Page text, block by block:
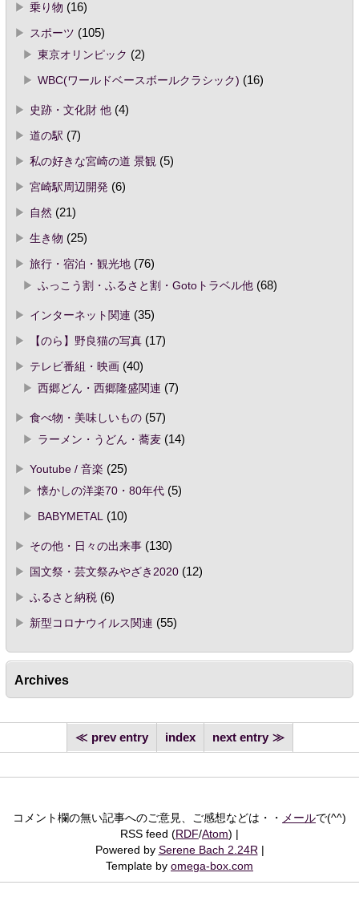
乗り物 (16)
スポーツ (105)
東京オリンピック (2)
WBC(ワールドベースボールクラシック) (16)
史跡・文化財 他(4)
道の駅 (7)
私の好きな宮崎の道 景観(5)
宮崎駅周辺開発(6)
自然 (21)
生き物 (25)
旅行・宿泊・観光地(76)
ふっこう割・ふるさと割・Gotoトラベル他(68)
インターネット関連 (35)
【のら】野良猫の写真(17)
テレビ番組・映画(40)
西郷どん・西郷隆盛関連 (7)
食べ物・美味しいもの(57)
ラーメン・うどん・蕎麦(14)
Youtube / 音楽 (25)
懐かしの洋楽70・80年代(5)
BABYMETAL(10)
その他・日々の出来事(130)
国文祭・芸文祭みやざき2020(12)
ふるさと納税(6)
新型コロナウイルス関連 (55)
Archives
prev entry index next entry
コメント欄の無い記事へのご意見、ご感想などは・・ メールで(^^)
RSS feed (RDF/Atom)
Powered by Serene Bach 2.24R
Template by omega-box.com